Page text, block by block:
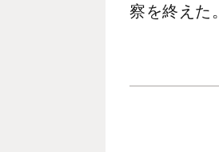
察を終えた。